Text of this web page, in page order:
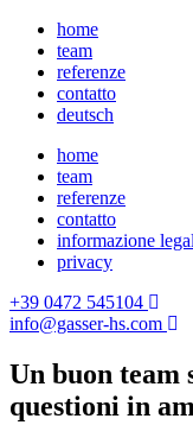
home
team
referenze
contatto
deutsch
home
team
referenze
contatto
informazione
privacy
+39 0472 545104
info@gasser-hs.com
Un buon team
questioni in